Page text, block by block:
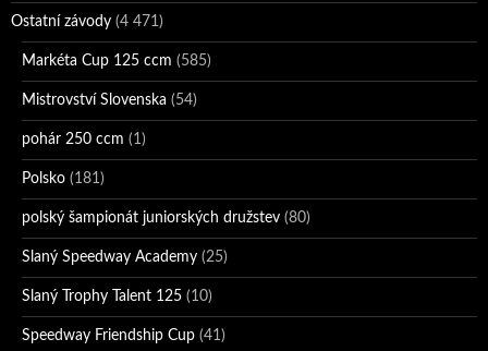
Ostatní závody (4 471)
Markéta Cup 125 ccm (585)
Mistrovství Slovenska (54)
pohár 250 ccm (1)
Polsko (181)
polský šampionát juniorských družstev (80)
Slaný Speedway Academy (25)
Slaný Trophy Talent 125 (10)
Speedway Friendship Cup (41)